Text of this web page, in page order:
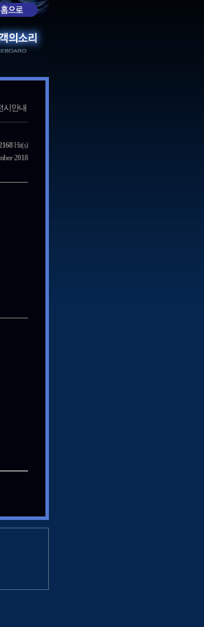
시안내
Hit(s)
2018